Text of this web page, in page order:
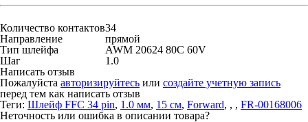
Количество контактов34
Направление
прямой
Тип шлейфа
AWM 20624 80C 60V
Шаг
1.0
Написать отзыв
Пожалуйста авторизируйтесь или создайте учетную запись
перед тем как написать отзыв
Теги: Шлейф FFC 34 pin, 1.0 мм, 15 см, Forward, , , FR-00168006
Неточность или ошибка в описании товара?